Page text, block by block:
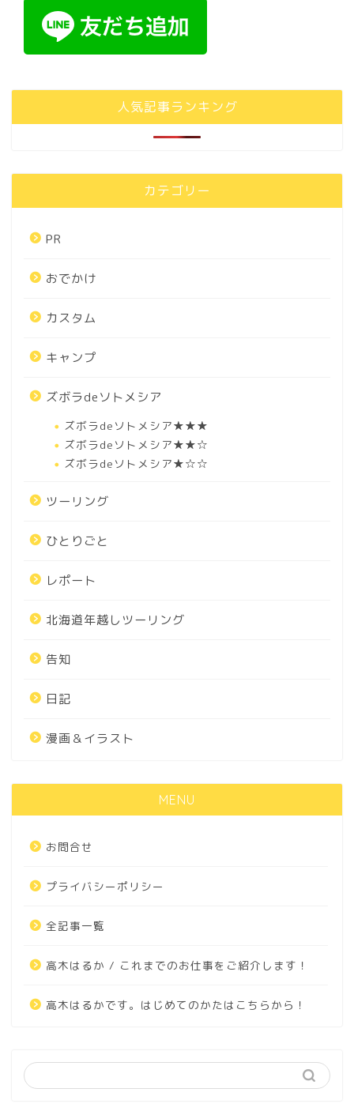
人気記事ランキング
カテゴリー
PR
おでかけ
カスタム
キャンプ
ズボラdeソトメシア
ズボラdeソトメシア★★★
ズボラdeソトメシア★★☆
ズボラdeソトメシア★☆☆
ツーリング
ひとりごと
レポート
北海道年越しツーリング
告知
日記
漫画＆イラスト
MENU
お問合せ
プライバシーポリシー
全記事一覧
高木はるか / これまでのお仕事をご紹介します！
高木はるかです。はじめてのかたはこちらから！